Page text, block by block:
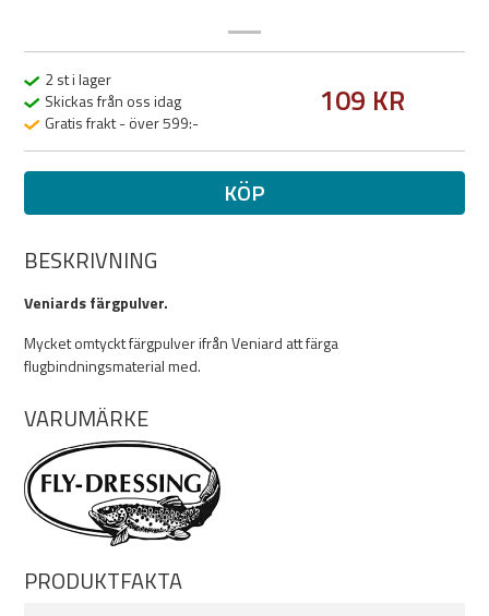
2 st i lager
Skickas från oss idag
Gratis frakt - över 599:-
109 KR
KÖP
BESKRIVNING
Veniards färgpulver.
Mycket omtyckt färgpulver ifrån Veniard att färga
flugbindningsmaterial med.
VARUMÄRKE
PRODUKTFAKTA